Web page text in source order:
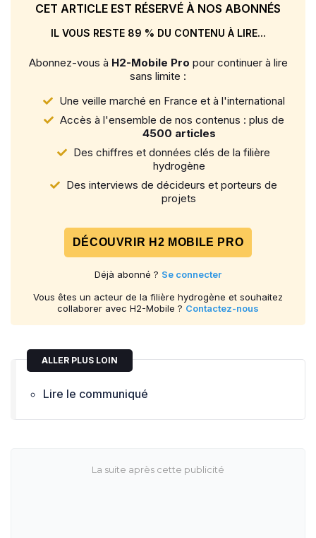
CET ARTICLE EST RÉSERVÉ À NOS ABONNÉS
IL VOUS RESTE 89 % DU CONTENU À LIRE...
Abonnez-vous à H2-Mobile Pro pour continuer à lire
sans limite :
Une veille marché en France et à l'international
Accès à l'ensemble de nos contenus : plus de
4500 articles
Des chiffres et données clés de la filière
hydrogène
Des interviews de décideurs et porteurs de
projets
DÉCOUVRIR H2 MOBILE PRO
Déjà abonné ? Se connecter
Vous êtes un acteur de la filière hydrogène et souhaitez
collaborer avec H2-Mobile ? Contactez-nous
ALLER PLUS LOIN
Lire le communiqué